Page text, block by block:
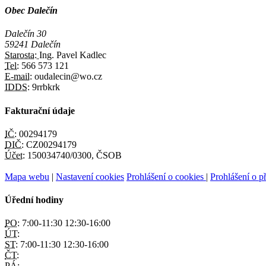
Obec Dalečín
Dalečín 30
59241 Dalečín
Starosta: Ing. Pavel Kadlec
Tel: 566 573 121
E-mail: oudalecin@wo.cz
IDDS: 9rrbkrk
Fakturační údaje
IČ: 00294179
DIČ: CZ00294179
Účet: 150034740/0300, ČSOB
Mapa webu | Nastavení cookies Prohlášení o cookies | Prohlášení o
Úřední hodiny
PO: 7:00-11:30 12:30-16:00
ÚT:
ST: 7:00-11:30 12:30-16:00
ČT: